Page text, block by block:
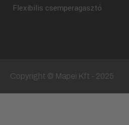
Flexibilis csemperagasztó
Copyright © Mapei Kft - 2025